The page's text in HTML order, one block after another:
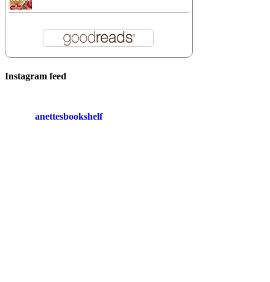
Instagram feed
anettesbookshelf